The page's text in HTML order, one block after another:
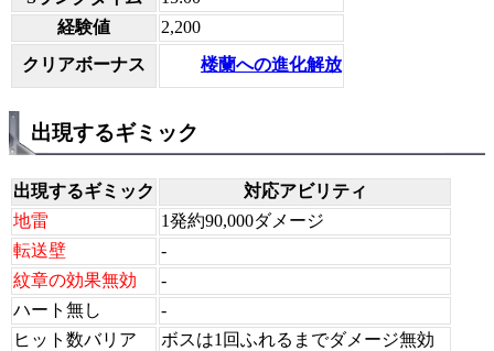
経験値
2,200
クリアボーナス
楼蘭への進化解放
出現するギミック
出現するギミック
対応アビリティ
地雷
1発約90,000ダメージ
転送壁
-
紋章の効果無効
-
ハート無し
-
ヒット数バリア
ボスは1回ふれるまでダメージ無効